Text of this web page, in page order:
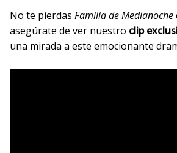
No te pierdas Familia de Medianoche
asegúrate de ver nuestro clip
una mirada a este emocionante